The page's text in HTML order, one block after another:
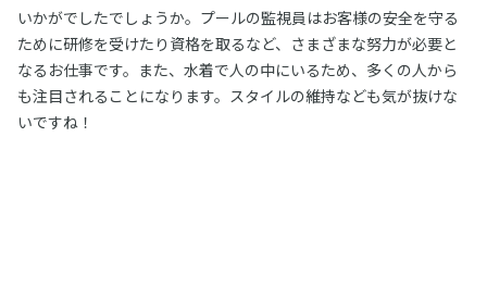
いかがでしたでしょうか。プールの監視員はお客様の安全を守る
ために研修を受けたり資格を取るなど、さまざまな努力が必要と
なるお仕事です。また、水着で人の中にいるため、多くの人から
も注目されることになります。スタイルの維持なども気が抜けな
いですね！